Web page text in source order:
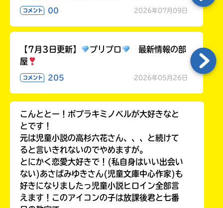
コメント 00 2026年07月09日
【7月3日更新】 プリプロ
最新情報の部
屋
コメント 205 2026年05月26日
こんととー！ポプラキミノベルが大好きなと
とです！
元は児童小説の高杉六花さん、、、と続けて
ると言いきれないのでやめますが。
とにかく恋愛大好きで！(私自身はいい出会い
ない)あさばみゆきさん(児童文庫中心作家)も
好きになりましたっ児童小説ヒロイン全部言
えます！このアイコンの子は放課後君と七番